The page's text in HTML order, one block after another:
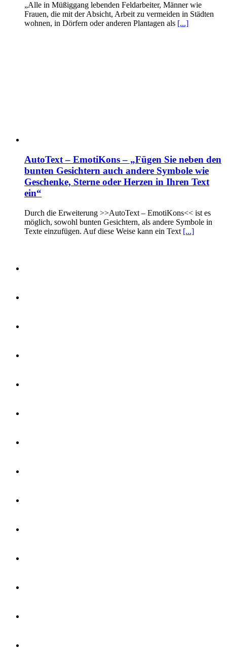
„Alle in Müßiggang lebenden Feldarbeiter, Männer wie
Frauen, die mit der Absicht, Arbeit zu vermeiden in Städten
wohnen, in Dörfern oder anderen Plantagen als [...]
AutoText – EmotiKons – „Fügen Sie neben den
bunten Gesichtern auch andere Symbole wie
Geschenke, Sterne oder Herzen in Ihren Text
ein“
Durch die Erweiterung >>AutoText – EmotiKons<< ist es
möglich, sowohl bunten Gesichtern, als andere Symbole in
Texte einzufügen. Auf diese Weise kann ein Text [...]